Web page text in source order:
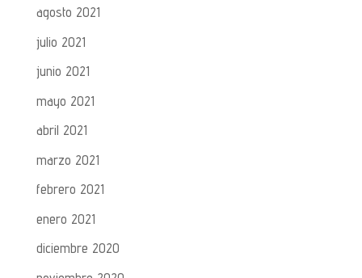
agosto 2021
julio 2021
junio 2021
mayo 2021
abril 2021
marzo 2021
febrero 2021
enero 2021
diciembre 2020